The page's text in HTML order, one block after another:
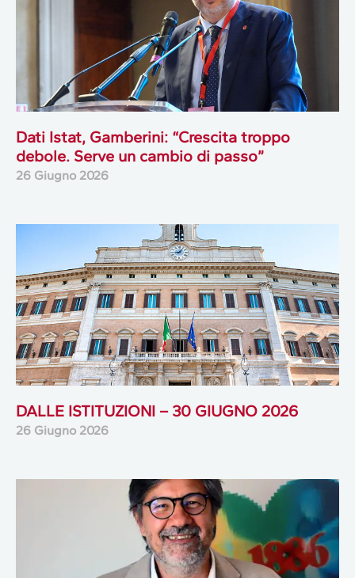
Dati Istat, Gamberini: “Crescita troppo
debole. Serve un cambio di passo”
26 Giugno 2026
DALLE ISTITUZIONI – 30 GIUGNO 2026
26 Giugno 2026